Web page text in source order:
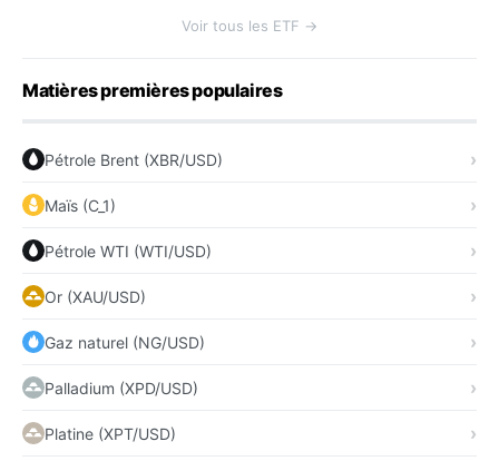
Voir tous les ETF →
Matières premières populaires
Pétrole Brent (XBR/USD)
Maïs (C_1)
Pétrole WTI (WTI/USD)
Or (XAU/USD)
Gaz naturel (NG/USD)
Palladium (XPD/USD)
Platine (XPT/USD)